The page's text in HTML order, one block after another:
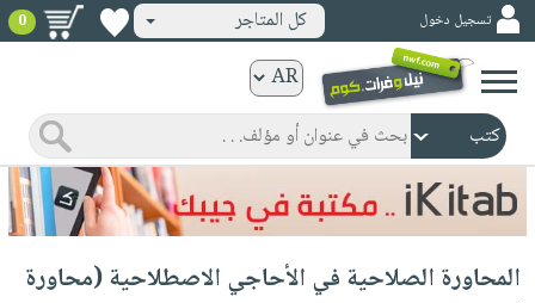
ورقية
المواضيع
صدر
حديثاً
الأكثر
مبيعاً
كتب
الكترونية
الرئيسية
تسجيل دخول كل المتاجر 0
المحاورة الصلاحية في الأحاجي الاصطلاحية (محاورة